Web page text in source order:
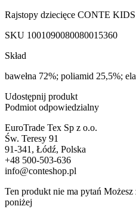
Rajstopy dziecięce CONTE
SKU 1001090080080015360
Skład
bawełna 72%; poliamid 25,5%;
Udostępnij produkt
Podmiot odpowiedzialny
EuroTrade Tex Sp z o.o.
Św. Teresy 91
91-341, Łódź, Polska
+48 500-503-636
info@conteshop.pl
Ten produkt nie ma pytań
poniżej